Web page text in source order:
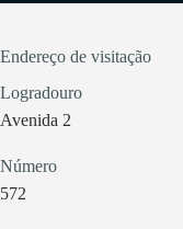
Endereço de visitação
Logradouro
Avenida 2
Número
572